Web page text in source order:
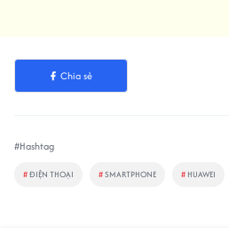
Chia sẻ
#Hashtag
#ĐIỆN THOẠI #SMARTPHONE # HUAWEI